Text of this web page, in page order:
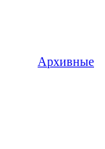
Архивные